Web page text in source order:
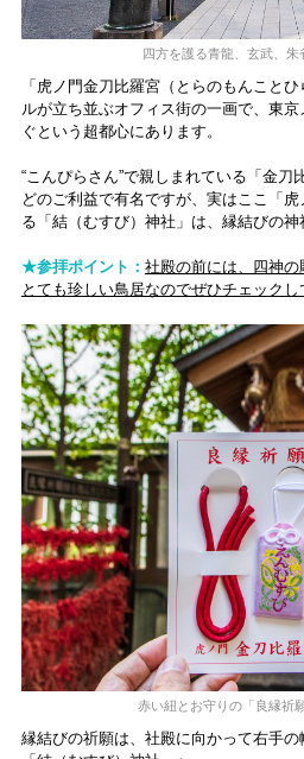
四方を護る青龍、玄武、朱
「虎ノ門金刀比羅宮（とらのもんこと
ルが立ち並ぶオフィス街の一画で、東
ぐという超都心にあります。
“こんぴらさん”で親しまれている「金刀
どのご利益で有名ですが、実はここ「
る「結（むすび）神社」は、縁結びの神
★参拝ポイント： 社殿の前には、四神の
とても珍しい鳥居なのでぜひチェックし
赤い紐とお守りの「良縁祈
縁結びの祈願は、社殿に向かって右手